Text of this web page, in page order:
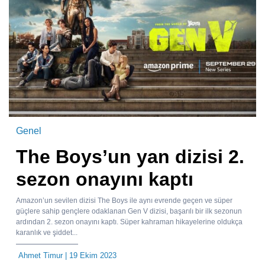
Genel
The Boys’un yan dizisi 2.
sezon onayını kaptı
Amazon’un sevilen dizisi The Boys ile aynı evrende geçen ve süper
güçlere sahip gençlere odaklanan Gen V dizisi, başarılı bir ilk sezonun
ardından 2. sezon onayını kaptı. Süper kahraman hikayelerine oldukça
karanlık ve şiddet...
Ahmet Timur| 19 Ekim 2023